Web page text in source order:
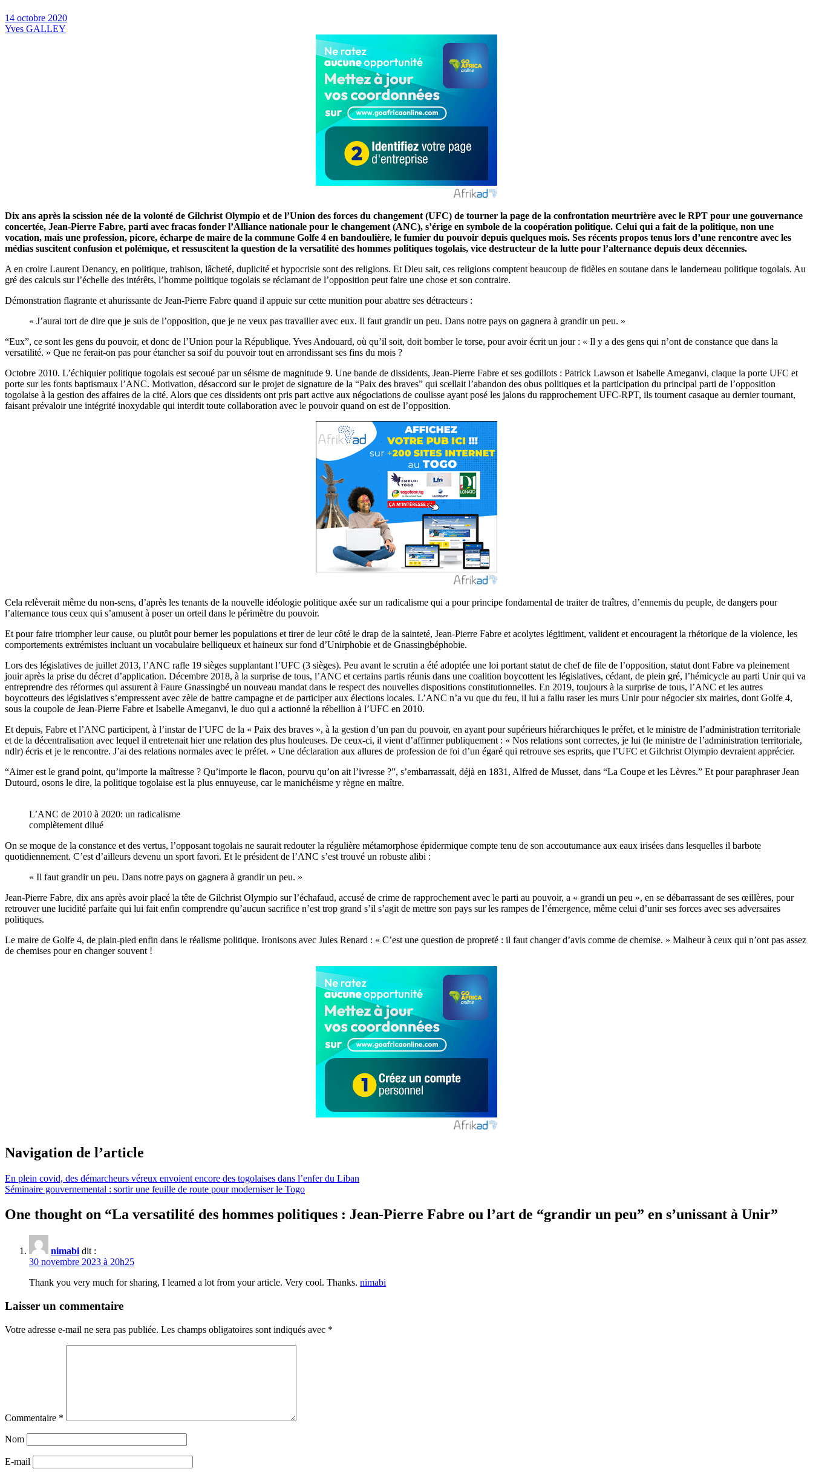
14 octobre 2020
Yves GALLEY
Dix ans après la scission née de la volonté de Gilchrist Olympio et de l’Union des forces du changement (UFC) de tourner la page de la confrontation meurtrière avec le RPT pour une gouvernance
concertée, Jean-Pierre Fabre, parti avec fracas fonder l’Alliance nationale pour le changement (ANC), s’érige en symbole de la coopération politique. Celui qui a fait de la politique, non une
vocation, mais une profession, picore, écharpe de maire de la commune Golfe 4 en bandoulière, le fumier du pouvoir depuis quelques mois. Ses récents propos tenus lors d’une rencontre avec les
médias suscitent confusion et polémique, et ressuscitent la question de la versatilité des hommes politiques togolais, vice destructeur de la lutte pour l’alternance depuis deux décennies.
A en croire Laurent Denancy, en politique, trahison, lâcheté, duplicité et hypocrisie sont des religions. Et Dieu sait, ces religions comptent beaucoup de fidèles en soutane dans le landerneau politique togolais. Au
gré des calculs sur l’échelle des intérêts, l’homme politique togolais se réclamant de l’opposition peut faire une chose et son contraire.
Démonstration flagrante et ahurissante de Jean-Pierre Fabre quand il appuie sur cette munition pour abattre ses détracteurs :
« J’aurai tort de dire que je suis de l’opposition, que je ne veux pas travailler avec eux. Il faut grandir un peu. Dans notre pays on gagnera à grandir un peu. »
“Eux”, ce sont les gens du pouvoir, et donc de l’Union pour la République. Yves Andouard, où qu’il soit, doit bomber le torse, pour avoir écrit un jour : « Il y a des gens qui n’ont de constance que dans la
versatilité. » Que ne ferait-on pas pour étancher sa soif du pouvoir tout en arrondissant ses fins du mois ?
Octobre 2010. L’échiquier politique togolais est secoué par un séisme de magnitude 9. Une bande de dissidents, Jean-Pierre Fabre et ses godillots : Patrick Lawson et Isabelle Ameganvi, claque la porte UFC et
porte sur les fonts baptismaux l’ANC. Motivation, désaccord sur le projet de signature de la “Paix des braves” qui scellait l’abandon des obus politiques et la participation du principal parti de l’opposition
togolaise à la gestion des affaires de la cité. Alors que ces dissidents ont pris part active aux négociations de coulisse ayant posé les jalons du rapprochement UFC-RPT, ils tournent casaque au dernier tournant,
faisant prévaloir une intégrité inoxydable qui interdit toute collaboration avec le pouvoir quand on est de l’opposition.
Cela relèverait même du non-sens, d’après les tenants de la nouvelle idéologie politique axée sur un radicalisme qui a pour principe fondamental de traiter de traîtres, d’ennemis du peuple, de dangers pour
l’alternance tous ceux qui s’amusent à poser un orteil dans le périmètre du pouvoir.
Et pour faire triompher leur cause, ou plutôt pour berner les populations et tirer de leur côté le drap de la sainteté, Jean-Pierre Fabre et acolytes légitiment, valident et encouragent la rhétorique de la violence, les
comportements extrémistes incluant un vocabulaire belliqueux et haineux sur fond d’Unirphobie et de Gnassingbéphobie.
Lors des législatives de juillet 2013, l’ANC rafle 19 sièges supplantant l’UFC (3 sièges). Peu avant le scrutin a été adoptée une loi portant statut de chef de file de l’opposition, statut dont Fabre va pleinement
jouir après la prise du décret d’application. Décembre 2018, à la surprise de tous, l’ANC et certains partis réunis dans une coalition boycottent les législatives, cédant, de plein gré, l’hémicycle au parti Unir qui va
entreprendre des réformes qui assurent à Faure Gnassingbé un nouveau mandat dans le respect des nouvelles dispositions constitutionnelles. En 2019, toujours à la surprise de tous, l’ANC et les autres
boycotteurs des législatives s’empressent avec zèle de battre campagne et de participer aux élections locales. L’ANC n’a vu que du feu, il lui a fallu raser les murs Unir pour négocier six mairies, dont Golfe 4,
sous la coupole de Jean-Pierre Fabre et Isabelle Ameganvi, le duo qui a actionné la rébellion à l’UFC en 2010.
Et depuis, Fabre et l’ANC participent, à l’instar de l’UFC de la « Paix des braves », à la gestion d’un pan du pouvoir, en ayant pour supérieurs hiérarchiques le préfet, et le ministre de l’administration territoriale
et de la décentralisation avec lequel il entretenait hier une relation des plus houleuses. De ceux-ci, il vient d’affirmer publiquement : « Nos relations sont correctes, je lui (le ministre de l’administration territoriale,
ndlr) écris et je le rencontre. J’ai des relations normales avec le préfet. » Une déclaration aux allures de profession de foi d’un égaré qui retrouve ses esprits, que l’UFC et Gilchrist Olympio devraient apprécier.
“Aimer est le grand point, qu’importe la maîtresse ? Qu’importe le flacon, pourvu qu’on ait l’ivresse ?”, s’embarrassait, déjà en 1831, Alfred de Musset, dans “La Coupe et les Lèvres.” Et pour paraphraser Jean
Dutourd, osons le dire, la politique togolaise est la plus ennuyeuse, car le manichéisme y règne en maître.
L’ANC de 2010 à 2020: un radicalisme
complètement dilué
On se moque de la constance et des vertus, l’opposant togolais ne saurait redouter la régulière métamorphose épidermique compte tenu de son accoutumance aux eaux irisées dans lesquelles il barbote
quotidiennement. C’est d’ailleurs devenu un sport favori. Et le président de l’ANC s’est trouvé un robuste alibi :
« Il faut grandir un peu. Dans notre pays on gagnera à grandir un peu. »
Jean-Pierre Fabre, dix ans après avoir placé la tête de Gilchrist Olympio sur l’échafaud, accusé de crime de rapprochement avec le parti au pouvoir, a « grandi un peu », en se débarrassant de ses œillères, pour
retrouver une lucidité parfaite qui lui fait enfin comprendre qu’aucun sacrifice n’est trop grand s’il s’agit de mettre son pays sur les rampes de l’émergence, même celui d’unir ses forces avec ses adversaires
politiques.
Le maire de Golfe 4, de plain-pied enfin dans le réalisme politique. Ironisons avec Jules Renard : « C’est une question de propreté : il faut changer d’avis comme de chemise. » Malheur à ceux qui n’ont pas assez
de chemises pour en changer souvent !
Navigation de l’article
En plein covid, des démarcheurs véreux envoient encore des togolaises dans l’enfer du Liban
Séminaire gouvernemental : sortir une feuille de route pour moderniser le Togo
One thought on “La versatilité des hommes politiques : Jean-Pierre Fabre ou l’art de “grandir un peu” en s’unissant à Unir”
nimabi dit :
30 novembre 2023 à 20h25
Thank you very much for sharing, I learned a lot from your article. Very cool. Thanks. nimabi
Laisser un commentaire
Votre adresse e-mail ne sera pas publiée. Les champs obligatoires sont indiqués avec *
Commentaire *
Nom
E-mail